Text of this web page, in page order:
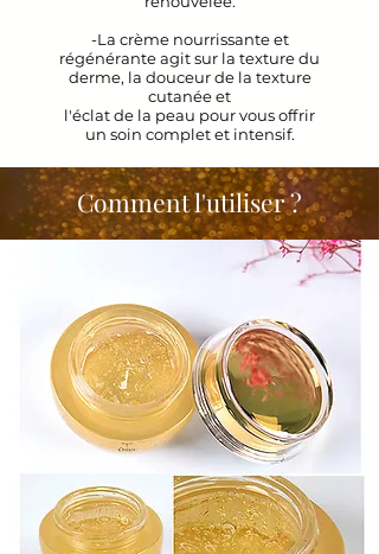
-La crème nourrissante et
régénérante agit sur la texture du
derme, la douceur de la texture
cutanée et
l'éclat de la peau pour vous offrir
un soin complet et intensif.
Comment l'utiliser ?